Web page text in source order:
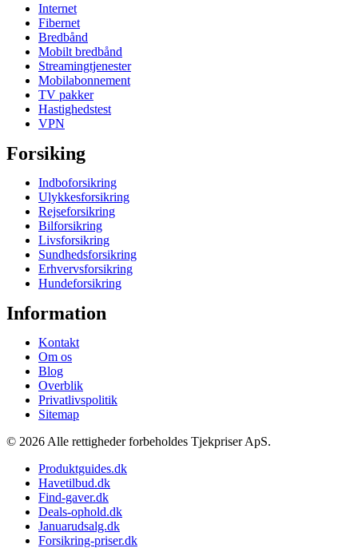
Internet
Fibernet
Bredbånd
Mobilt bredbånd
Streamingtjenester
Mobilabonnement
TV pakker
Hastighedstest
VPN
Forsiking
Indboforsikring
Ulykkesforsikring
Rejseforsikring
Bilforsikring
Livsforsikring
Sundhedsforsikring
Erhvervsforsikring
Hundeforsikring
Information
Kontakt
Om os
Blog
Overblik
Privatlivspolitik
Sitemap
© 2026 Alle rettigheder forbeholdes Tjekpriser ApS.
Produktguides.dk
Havetilbud.dk
Find-gaver.dk
Deals-ophold.dk
Januarudsalg.dk
Forsikring-priser.dk